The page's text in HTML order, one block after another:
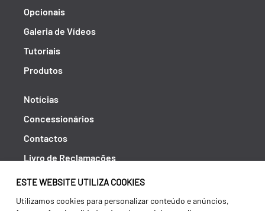
ESTE WEBSITE UTILIZA COOKIES
Utilizamos cookies para personalizar conteúdo e anúncios,
Opcionais
Galeria de Vídeos
Tutoriais
Produtos
Notícias
Concessionários
Contactos
Livro de Reclamações
Política de Privacidade
Canal de Denúncias (RGPC)